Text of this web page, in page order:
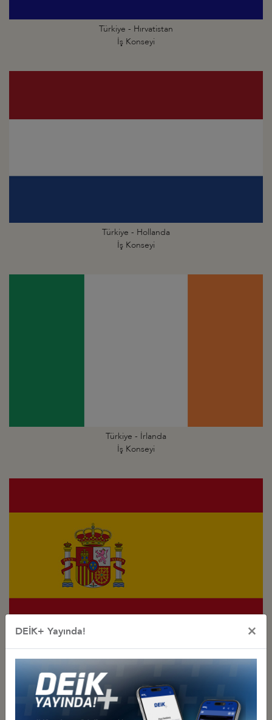
Türkiye - Hırvatistan
İş Konseyi
Türkiye - Hollanda
İş Konseyi
Türkiye - İrlanda
İş Konseyi
İş Konseyi
DEİK+ Yayında! ×